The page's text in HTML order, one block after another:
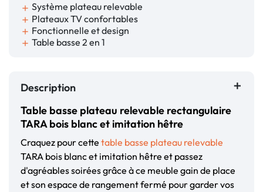
add Système plateau relevable
add Plateaux TV confortables
add Fonctionnelle et design
add Table basse 2 en 1
Description
Table basse plateau relevable rectangulaire
TARA bois blanc et imitation hêtre
Craquez pour cette table basse plateau relevable
TARA bois blanc et imitation hêtre et passez
d'agréables soirées grâce à ce meuble gain de place
et son espace de rangement fermé pour garder vos